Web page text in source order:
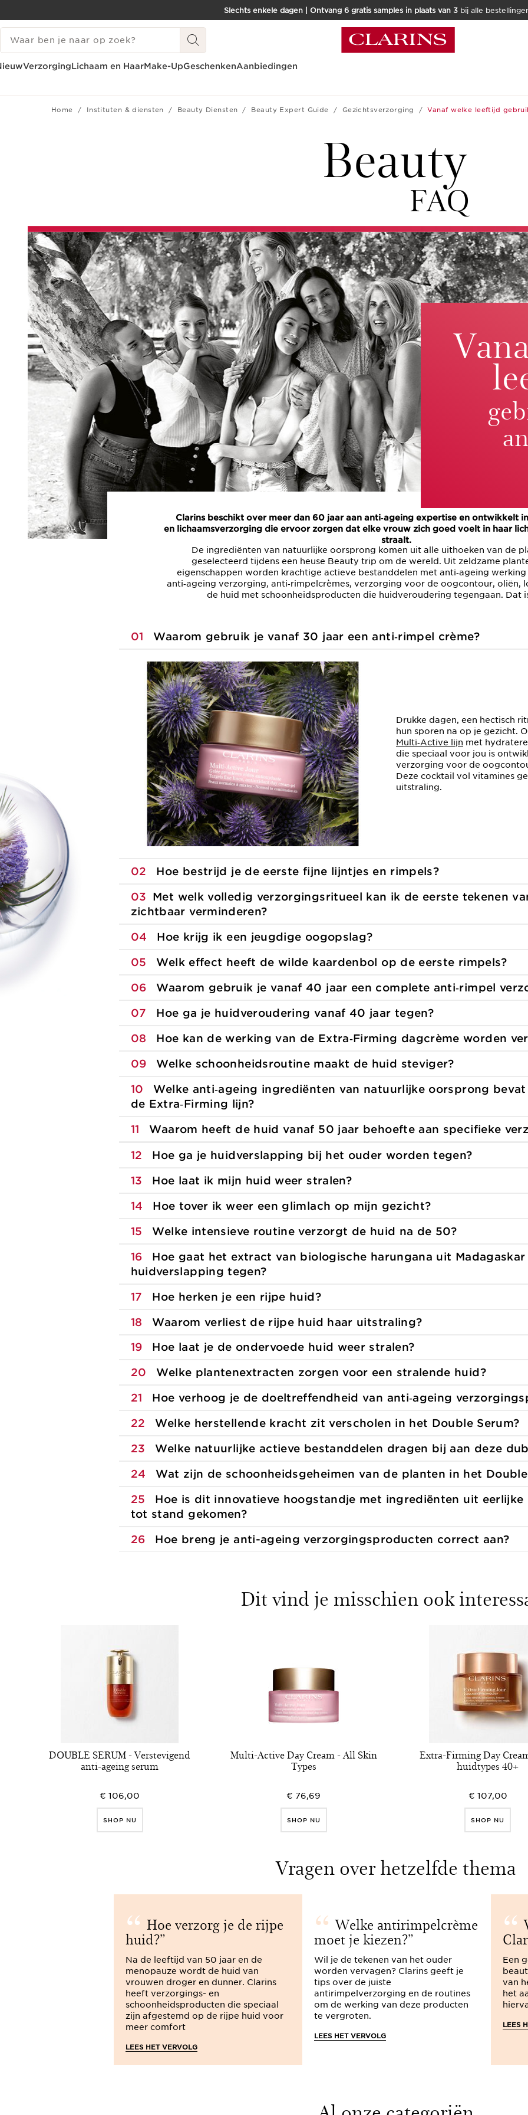
DOORGAAN NAAR INHOUD
GA NAAR DE VOETTEKST
Slechts enkele dagen | Ontvang 6 gratis samples in plaats van 3 bij alle
ZOEKGESCHIEDENIS
VerzorgingLichaam en HaarMake-UpGeschenkenAanbiedingen
Home Instituten & diensten Beauty Diensten Beauty Expert Guide Gezichtsverzorging Vanaf welke leeftijd
Beauty
FAQ
Clarins beschikt over meer dan 60 jaar aan anti‑ageing expertise en ontwikkelt
en lichaamsverzorging die ervoor zorgen dat elke vrouw zich goed voelt in haar
straalt.
De ingrediënten van natuurlijke oorsprong komen uit alle uithoeken van de
geselecteerd tijdens een heuse Beauty trip om de wereld. Uit zeldzame
eigenschappen worden krachtige actieve bestanddelen met anti‑ageing
anti‑ageing verzorging, anti‑rimpelcrèmes, verzorging voor de oogcontour, oliën,
de huid met schoonheidsproducten die huidveroudering tegengaan. Dat
01 Waarom gebruik je vanaf 30 jaar een anti‑rimpel crème?
Drukke dagen, een hectisch
hun sporen na op je gezicht.
Multi‑Active lijn met
die speciaal voor jou is
verzorging voor de
Deze cocktail vol vitamines
uitstraling.
02 Hoe bestrijd je de eerste fijne lijntjes en rimpels?
03
Met welk volledig verzorgingsritueel kan ik de eerste tekenen
zichtbaarverminderen?
04 Hoe krijg ik een jeugdige oogopslag?
05 Welk effect heeft de wilde kaardenbol op de eerste rimpels?
06 Waarom gebruik je vanaf 40 jaar een complete anti‑rimpel
07 Hoe ga je huidveroudering vanaf 40 jaar tegen?
08 Hoe kan de werking van de Extra‑Firming dagcrème worden
09 Welke schoonheidsroutine maakt de huid steviger?
10
Welke anti‑ageing ingrediënten van natuurlijke oorsprong bevat
de Extra‑Firming lijn?
11 Waarom heeft de huid vanaf 50 jaar behoefte aan specifieke
12 Hoe ga je huidverslapping bij het ouder worden tegen?
13 Hoe laat ik mijn huidweer stralen?
14 Hoe tover ik weer een glimlach op mijn gezicht?
15 Welke intensieve routine verzorgt de huid na de 50?
16
Hoe gaat het extract van biologische harungana uit Madagaskar
huidverslapping tegen?
17 Hoe herken je een rijpe huid?
18 Waarom verliest de rijpe huid haar uitstraling?
19 Hoe laat je de ondervoede huid weerstralen?
20 Welke plantenextracten zorgen voor een stralende huid?
21 Hoe verhoog je de doeltreffendheid van anti‑ageing
22 Welke herstellende kracht zit verscholen in het Double Serum?
23 Welke natuurlijke actieve bestanddelen dragen bij aan deze
24 Wat zijn de schoonheidsgeheimen van de planten in het
25
Hoe is dit innovatieve hoogstandje met ingrediënten uit eerlijke
tot stand gekomen?
26 Hoe breng je anti-ageing verzorgingsproducten correct aan?
Dit vind je misschien ook
DOUBLE SERUM - Verstevigend
anti-ageing serum
€ 106,00
SHOP NU
Multi-Active Day Cream - All Skin
Types
€ 76,69
SHOP NU
Extra-Firming Day
huidtypes 40+
€ 107,00
SHOP NU
Vragen over hetzelfde thema
Hoe verzorg je de rijpe
huid?
Na de leeftijd van 50 jaar en de
menopauze wordt de huid van
vrouwen droger en dunner. Clarins
heeft verzorgings- en
schoonheidsproducten die speciaal
zijn afgestemd op de rijpe huid voor
meer comfort
LEES HET VERVOLG
Welke antirimpelcrème
moet je kiezen?
Wil je de tekenen van het ouder
worden vervagen? Clarins geeft je
tips over de juiste
antirimpelverzorging en de routines
om de werking van deze producten
te vergroten.
LEES HET VERVOLG
Een
van
het
LEES